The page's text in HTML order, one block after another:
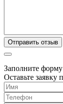
Заполните форму
Оставьте заявку